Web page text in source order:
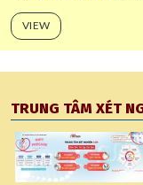
VIEW
TRUNG TÂM XÉT